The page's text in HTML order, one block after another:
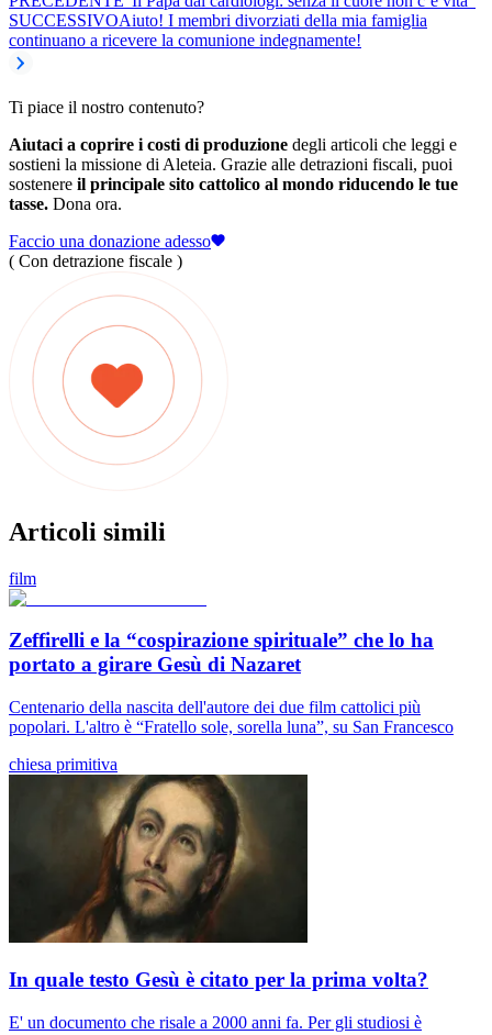
SUCCESSIVOAiuto! I membri divorziati della mia famiglia
continuano a ricevere la comunione indegnamente!
Ti piace il nostro contenuto?
Aiutaci a coprire i costi di produzione degli articoli che leggi e
sostieni la missione di Aleteia. Grazie alle detrazioni fiscali, puoi
sostenere il principale sito cattolico al mondo riducendo le tue
tasse. Dona ora.
Faccio una donazione adesso
( Con detrazione fiscale )
Articoli simili
film
Zeffirelli e la “cospirazione spirituale” che lo ha
portato a girare Gesù di Nazaret
Centenario della nascita dell'autore dei due film cattolici più
popolari. L'altro è “Fratello sole, sorella luna”, su San Francesco
chiesa primitiva
In quale testo Gesù è citato per la prima volta?
E' un documento che risale a 2000 anni fa. Per gli studiosi è